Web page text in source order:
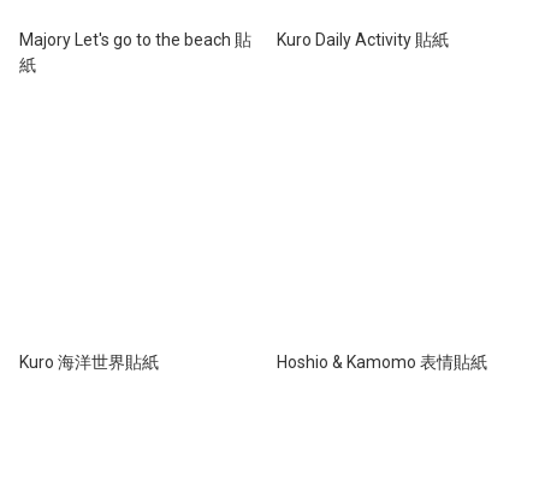
Majory Let's go to the beach 貼
紙
Kuro Daily Activity 貼紙
Kuro 海洋世界貼紙 Hoshio & Kamomo 表情貼紙